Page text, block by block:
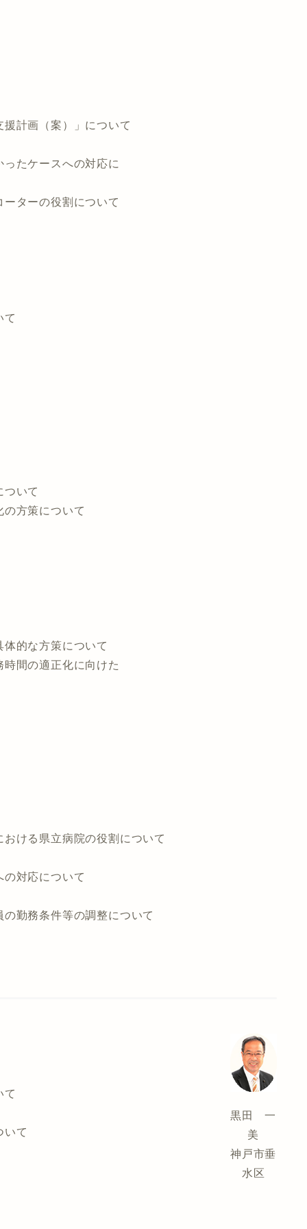
計画（案）」について
ったケースへの対応に
ターの役割について
て
ついて
方策について
的な方策について
時間の適正化に向けた
ける県立病院の役割について
対応について
勤務条件等の調整について
て
いて
黒田 一
美
神戸市垂
水区